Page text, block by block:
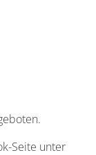
Seite unter